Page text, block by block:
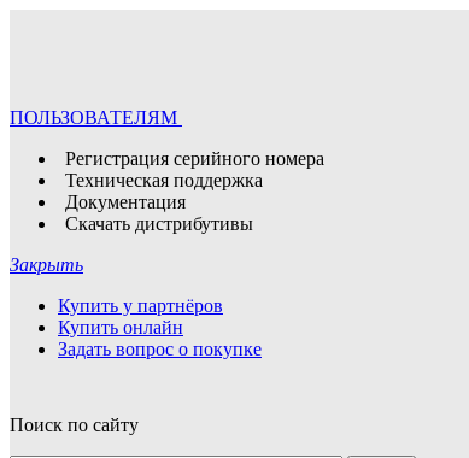
ПОЛЬЗОВАТЕЛЯМ
Регистрация серийного номера
Техническая поддержка
Документация
Скачать дистрибутивы
Закрыть
Купить у партнёров
Купить онлайн
Задать вопрос о покупке
Поиск по сайту